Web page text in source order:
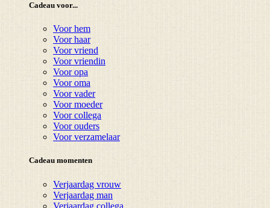
Cadeau voor...
Voor hem
Voor haar
Voor vriend
Voor vriendin
Voor opa
Voor oma
Voor vader
Voor moeder
Voor collega
Voor ouders
Voor verzamelaar
Cadeau momenten
Verjaardag vrouw
Verjaardag man
Verjaardag collega